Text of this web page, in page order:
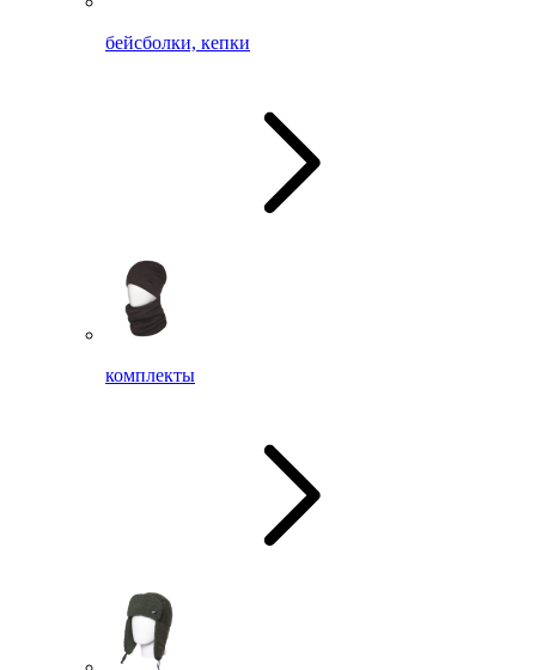
бейсболки, кепки
комплекты